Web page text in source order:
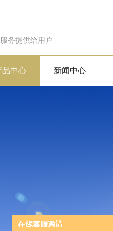
务提供给用户
品中心 新闻中心